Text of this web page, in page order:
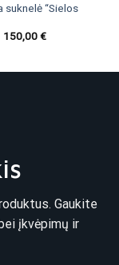
suknelė “Sielos
150,00€
Gaukite
įkvėpimų ir